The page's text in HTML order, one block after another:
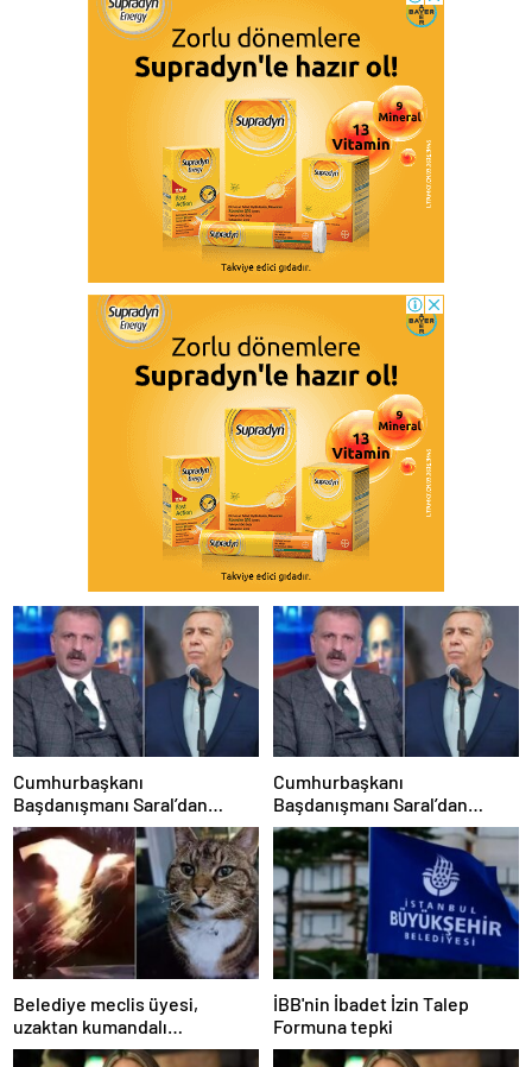
Cumhurbaşkanı
Başdanışmanı Saral’dan
gündem yaratacak Mansur
Yavaş iddiası
Cumhurbaşkanı
Başdanışmanı Saral’dan
gündem yaratacak Mansur
Yavaş iddiası
Belediye meclis üyesi,
uzaktan kumandalı
patlayıcıyla kediyi havaya
İBB'nin İbadet İzin Talep
Formuna tepki